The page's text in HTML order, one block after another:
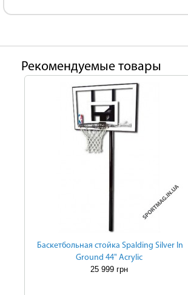
Рекомендуемые товары
Баскетбольная стойка Spalding Silver In
Ground 44" Acrylic
25 999 грн